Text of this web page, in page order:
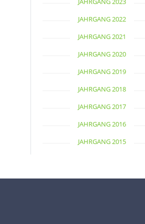
JAHRGANG 2022
JAHRGANG 2021
JAHRGANG 2020
JAHRGANG 2019
JAHRGANG 2018
JAHRGANG 2017
JAHRGANG 2016
JAHRGANG 2015